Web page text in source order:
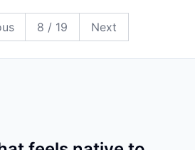
8 / 19 Next19